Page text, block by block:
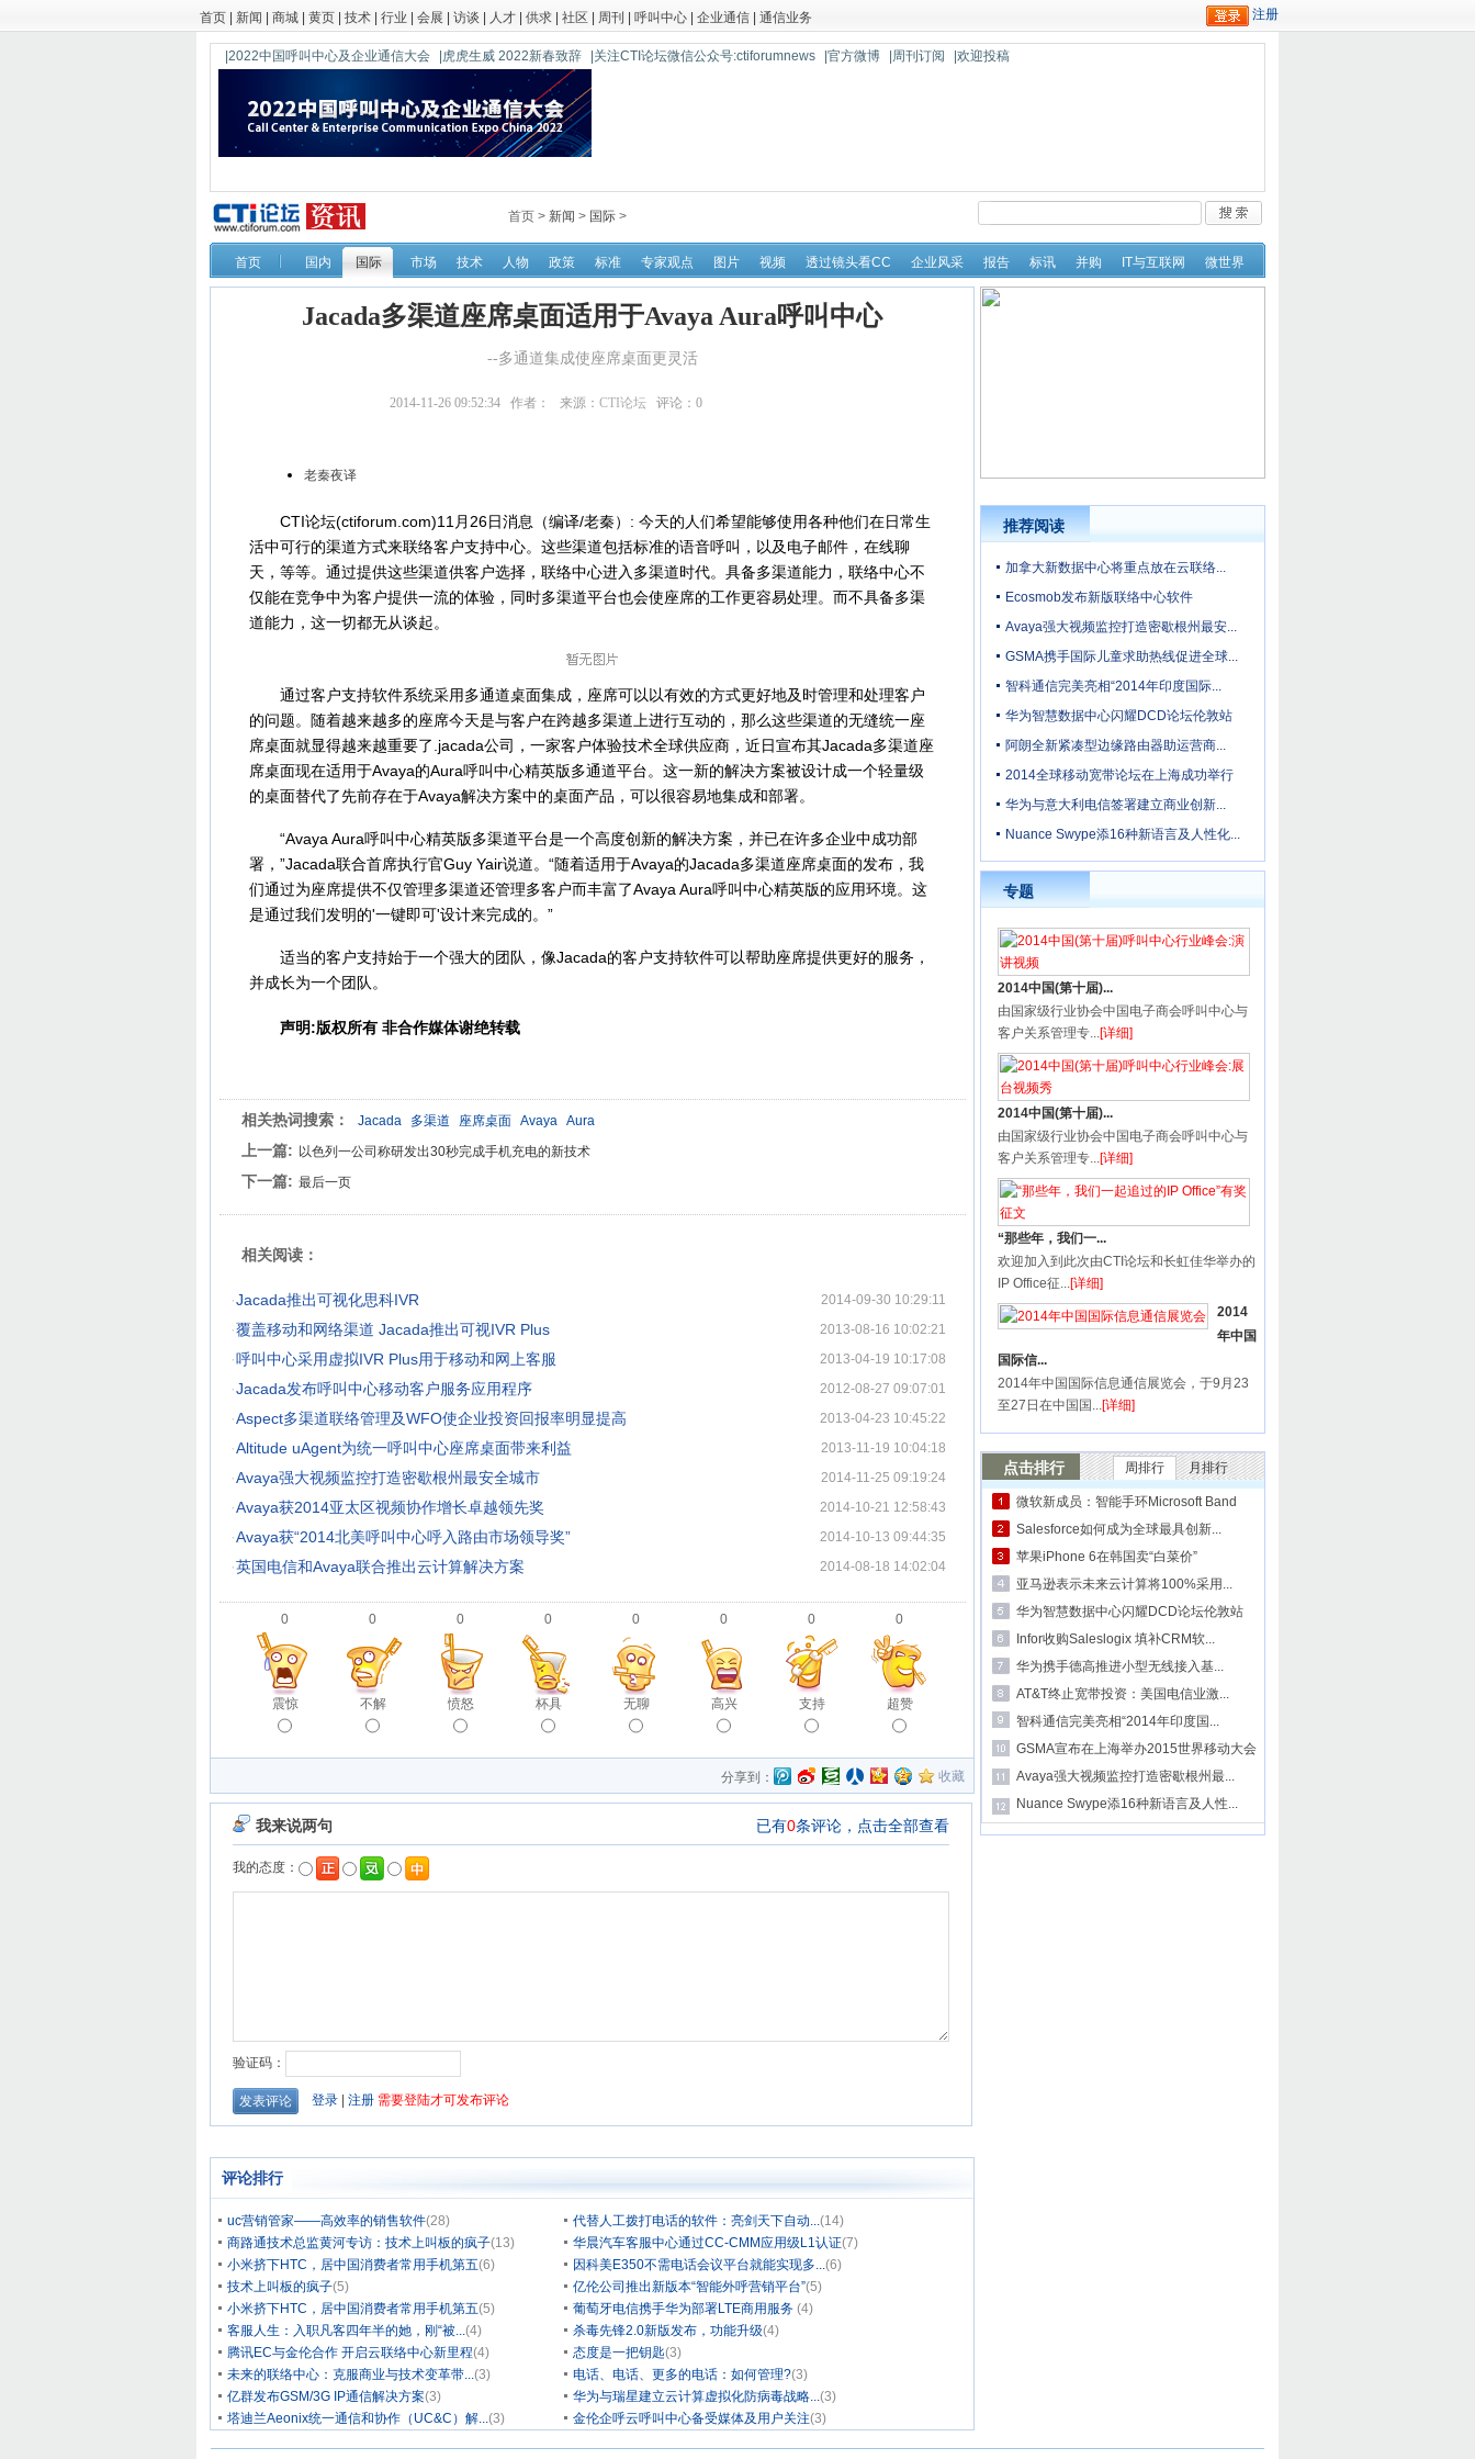
首页 新闻 商城 黄页 技术 行业 会展 访谈 人才 供求 社区 周刊 呼叫中心 企业通信 通信业务
|2022中国呼叫中心及企业通信大会 |虎虎生威 2022新春致辞 |关注CTI论坛微信公众号:ctiforumnews |官方微博 |周刊订阅 |欢迎投稿
首页 > 新闻 > 国际 >
首页 国内 国际 市场 技术 人物 政策 标准 专家观点 图片 视频 透过镜头看CC 企业风采 报告 标讯 并购 IT与互联网 微世界
Jacada多渠道座席桌面适用于Avaya Aura呼叫中心
--多通道集成使座席桌面更灵活
2014-11-26 09:52:34 作者： 来源： CTI论坛 评论： 0
老秦夜译
CTI论坛(ctiforum.com)11月26日消息（编译/老秦）: 今天的人们希望能够使用各种他们在日常生
活中可行的渠道方式来联络客户支持中心。这些渠道包括标准的语音呼叫，以及电子邮件，在线聊
天，等等。通过提供这些渠道供客户选择，联络中心进入多渠道时代。具备多渠道能力，联络中心不
仅能在竞争中为客户提供一流的体验，同时多渠道平台也会使座席的工作更容易处理。而不具备多渠
道能力，这一切都无从谈起。
通过客户支持软件系统采用多通道桌面集成，座席可以以有效的方式更好地及时管理和处理客户
的问题。随着越来越多的座席今天是与客户在跨越多渠道上进行互动的，那么这些渠道的无缝统一座
席桌面就显得越来越重要了.jacada公司，一家客户体验技术全球供应商，近日宣布其Jacada多渠道座
席桌面现在适用于Avaya的Aura呼叫中心精英版多通道平台。这一新的解决方案被设计成一个轻量级
的桌面替代了先前存在于Avaya解决方案中的桌面产品，可以很容易地集成和部署。
“Avaya Aura呼叫中心精英版多渠道平台是一个高度创新的解决方案，并已在许多企业中成功部
署，”Jacada联合首席执行官Guy Yair说道。“随着适用于Avaya的Jacada多渠道座席桌面的发布，我
们通过为座席提供不仅管理多渠道还管理多客户而丰富了Avaya Aura呼叫中心精英版的应用环境。这
是通过我们发明的'一键即可'设计来完成的。”
适当的客户支持始于一个强大的团队，像Jacada的客户支持软件可以帮助座席提供更好的服务，
并成长为一个团队。
声明:版权所有 非合作媒体谢绝转载
相关热词搜索： Jacada 多渠道 座席桌面 Avaya Aura
上一篇: 以色列一公司称研发出30秒完成手机充电的新技术
下一篇: 最后一页
相关阅读：
·Jacada推出可视化思科IVR 2014-09-30 10:29:11
·覆盖移动和网络渠道 Jacada推出可视IVR Plus 2013-08-16 10:02:21
·呼叫中心采用虚拟IVR Plus用于移动和网上客服 2013-04-19 10:17:08
·Jacada发布呼叫中心移动客户服务应用程序 2012-08-27 09:07:01
·Aspect多渠道联络管理及WFO使企业投资回报率明显提高 2013-04-23 10:45:22
·Altitude uAgent为统一呼叫中心座席桌面带来利益 2013-11-19 10:04:18
·Avaya强大视频监控打造密歇根州最安全城市 2014-11-25 09:19:24
·Avaya获2014亚太区视频协作增长卓越领先奖 2014-10-21 12:58:43
·Avaya获“2014北美呼叫中心呼入路由市场领导奖” 2014-10-13 09:44:35
·英国电信和Avaya联合推出云计算解决方案 2014-08-18 14:02:04
0
震惊
0
不解
0
愤怒
0
杯具
0
无聊
0
高兴
0
支持
0
超赞
分享到： 收藏
评论排行
uc营销管家——高效率的销售软件(28) 代替人工拨打电话的软件：亮剑天下自动...(14)
商路通技术总监黄河专访：技术上叫板的疯子(13) 华晨汽车客服中心通过CC-CMM应用级L1认证(7)
小米挤下HTC，居中国消费者常用手机第五(6) 因科美E350不需电话会议平台就能实现多...(6)
技术上叫板的疯子(5) 亿伦公司推出新版本“智能外呼营销平台”(5)
小米挤下HTC，居中国消费者常用手机第五(5) 葡萄牙电信携手华为部署LTE商用服务 (4)
客服人生：入职凡客四年半的她，刚“被...(4) 杀毒先锋2.0新版发布，功能升级(4)
腾讯EC与金伦合作 开启云联络中心新里程(4) 态度是一把钥匙(3)
未来的联络中心：克服商业与技术变革带...(3) 电话、电话、更多的电话：如何管理?(3)
亿群发布GSM/3G IP通信解决方案(3) 华为与瑞星建立云计算虚拟化防病毒战略...(3)
塔迪兰Aeonix统一通信和协作（UC&C）解...(3) 金伦企呼云呼叫中心备受媒体及用户关注(3)
推荐阅读
加拿大新数据中心将重点放在云联络...
Ecosmob发布新版联络中心软件
Avaya强大视频监控打造密歇根州最安...
GSMA携手国际儿童求助热线促进全球...
智科通信完美亮相“2014年印度国际...
华为智慧数据中心闪耀DCD论坛伦敦站
阿朗全新紧凑型边缘路由器助运营商...
2014全球移动宽带论坛在上海成功举行
华为与意大利电信签署建立商业创新...
Nuance Swype添16种新语言及人性化...
专题
2014中国(第十届)...
由国家级行业协会中国电子商会呼叫中心与
客户关系管理专...[详细]
2014中国(第十届)...
由国家级行业协会中国电子商会呼叫中心与
客户关系管理专...[详细]
“那些年，我们一...
欢迎加入到此次由CTI论坛和长虹佳华举办的
IP Office征...[详细]
2014
年中国
国际信...
2014年中国国际信息通信展览会，于9月23
至27日在中国国...[详细]
点击排行 周排行 月排行
微软新成员：智能手环Microsoft Band
Salesforce如何成为全球最具创新...
苹果iPhone 6在韩国卖“白菜价”
亚马逊表示未来云计算将100%采用...
华为智慧数据中心闪耀DCD论坛伦敦站
Infor收购Saleslogix 填补CRM软...
华为携手德高推进小型无线接入基...
AT&T终止宽带投资：美国电信业激...
智科通信完美亮相“2014年印度国...
GSMA宣布在上海举办2015世界移动大会
Avaya强大视频监控打造密歇根州最...
Nuance Swype添16种新语言及人性...